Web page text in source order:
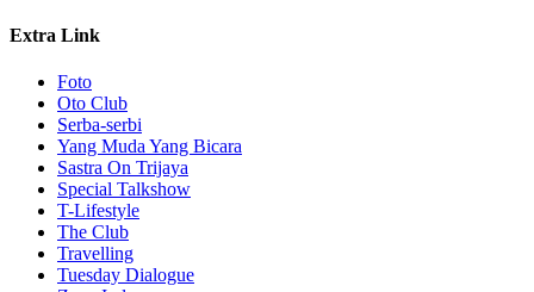
Extra Link
Foto
Oto Club
Serba-serbi
Yang Muda Yang Bicara
Sastra On Trijaya
Special Talkshow
T-Lifestyle
The Club
Travelling
Tuesday Dialogue